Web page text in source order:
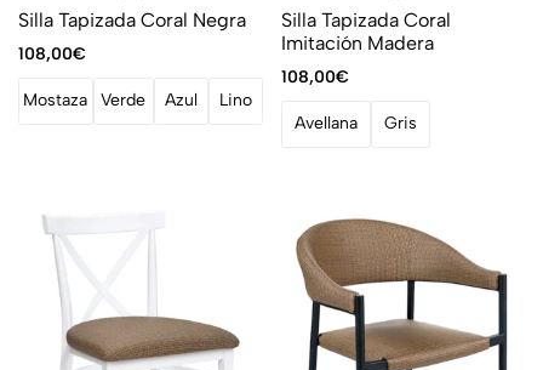
Silla Tapizada Coral Negra
108,00€
Mostaza Verde Azul Lino
Silla Tapizada Coral
Imitación Madera
108,00€
Avellana Gris